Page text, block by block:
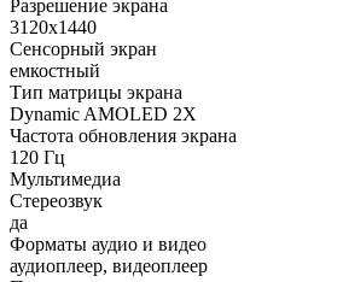
Разрешение экрана
3120x1440
Сенсорный экран
емкостный
Тип матрицы экрана
Dynamic AMOLED 2X
Частота обновления экрана
120 Гц
Мультимедиа
Стереозвук
да
Форматы аудио и видео
аудиоплеер, видеоплеер